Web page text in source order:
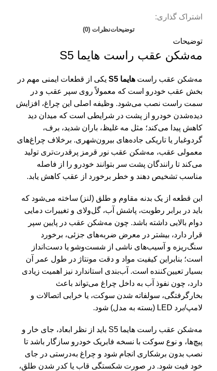
اشتراک گذاری:
توضیحاتنظرات (0)
توضیحات
مه‌شکن عقب راست هایما S5
مه‌شکن عقب راست هایما S5
یکی از قطعات ایمنی مهم در
بخش عقب خودرو است که معمولاً روی سپر عقب و در
سمت راست نصب می‌شود. وظیفه اصلی این چراغ، افزایش
دیده‌شدن خودرو از پشت در شرایطی است که میدان دید
کاهش پیدا می‌کند؛ مثل مه غلیظ، باران شدید، برف،
گردوغبار یا تاریکی جاده‌های بیرون‌شهری. برخلاف چراغ‌های
معمولی عقب، مه‌شکن عقب نور قرمز پرقدرت‌تری تولید
می‌کند تا رانندگان پشت سر بتوانند خودرو را از فاصله
مناسب تشخیص دهند و خطر برخورد از عقب کاهش یابد.
این قطعه از یک بدنه مقاوم و طلق (لنز) ساخته می‌شود که
باید در برابر رطوبت، پاشش آب، گل‌ولای و تغییرات دمایی
دوام بالایی داشته باشد. چون مه‌شکن عقب در پایین سپر
قرار دارد، بیشتر در معرض ضربه‌های جزئی، برخورد
سنگ‌ریزه و آسیب‌های ناشی از شست‌وشو یا دست‌انداز
است؛ بنابراین کیفیت مواد و دقت مونتاژ در طول عمر آن
بسیار تعیین‌کننده است. آب‌بندی استاندارد نیز اهمیت زیادی
دارد، چون نفوذ آب به داخل چراغ می‌تواند باعث
بخارگرفتگی، سولفاته شدن سوکت، یا خرابی اتصالات و
لامپ/برد LED (بسته به مدل) شود.
مه‌شکن عقب راست هایما S5 باید از نظر ابعاد، جای خار و
پیچ‌ها، و نوع سوکت با نسخه فابریک خودرو سازگار باشد تا
نصب بدون برشکاری انجام شود و چراغ به‌درستی در جای
خود فیت شود. در صورت شکستگی قاب یا کدر شدن طلق،